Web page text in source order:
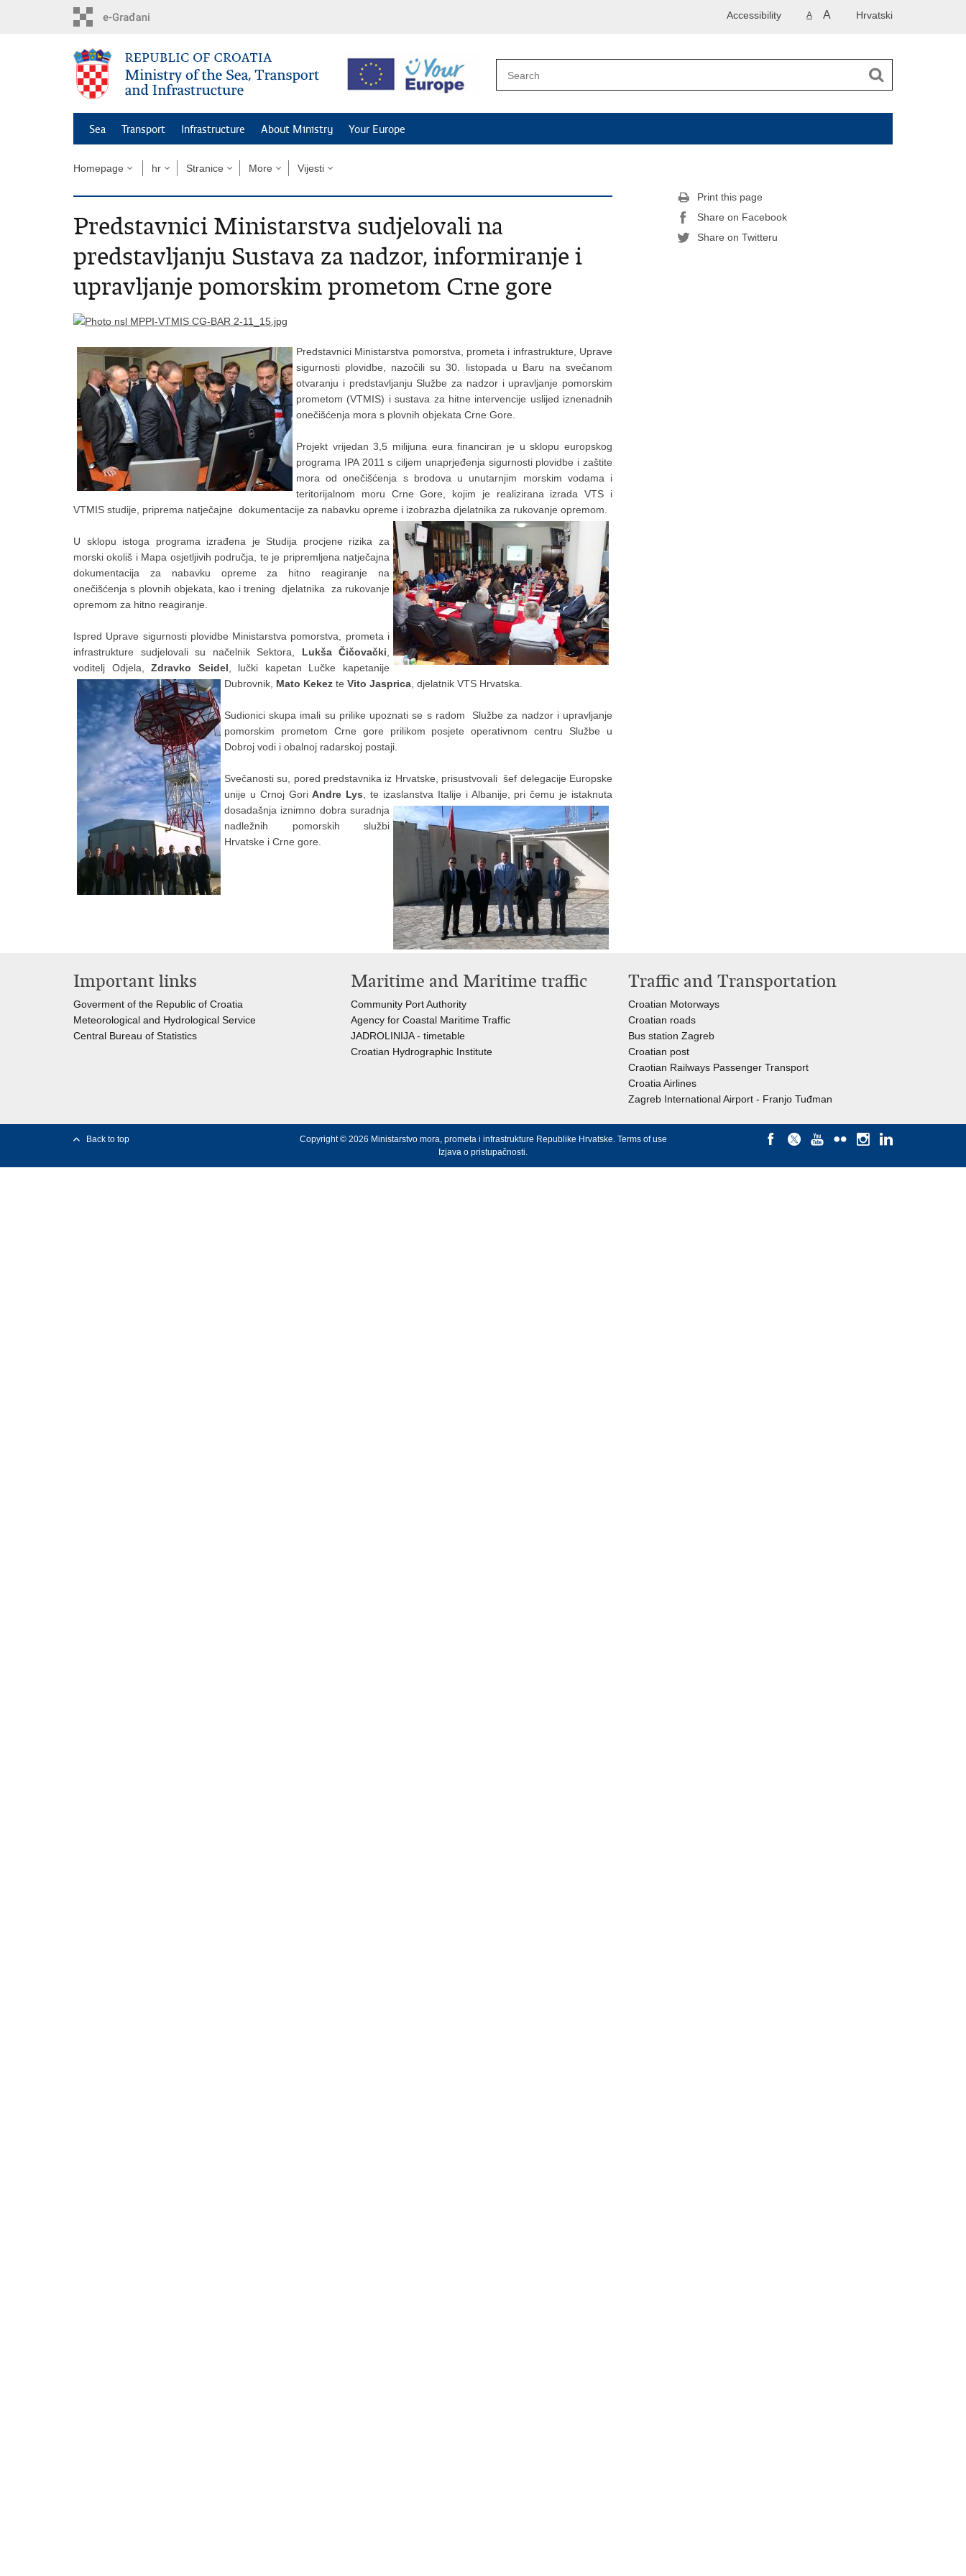
Hrvatski
A A
Accessibility
Sea Transport Infrastructure About Ministry Your Europe
Homepage hr Stranice More Vijesti
Predstavnici Ministarstva sudjelovali na
predstavljanju Sustava za nadzor, informiranje i
upravljanje pomorskim prometom Crne gore
Predstavnici Ministarstva pomorstva, prometa i infrastrukture, Uprave
sigurnosti plovidbe, nazočili su 30. listopada u Baru na svečanom
otvaranju i predstavljanju Službe za nadzor i upravljanje pomorskim
prometom (VTMIS) i sustava za hitne intervencije uslijed iznenadnih
onečišćenja mora s plovnih objekata Crne Gore.
Projekt vrijedan 3,5 milijuna eura financiran je u sklopu europskog
programa IPA 2011 s ciljem unaprjeđenja sigurnosti plovidbe i zaštite
mora od onečišćenja s brodova u unutarnjim morskim vodama i
teritorijalnom moru Crne Gore, kojim je realizirana izrada VTS i
VTMIS studije, priprema natječajne dokumentacije za nabavku opreme i izobrazba djelatnika za rukovanje opremom.
U sklopu istoga programa izrađena je Studija procjene rizika za
morski okoliš i Mapa osjetljivih područja, te je pripremljena natječajna
dokumentacija za nabavku opreme za hitno reagiranje na
onečišćenja s plovnih objekata, kao i trening djelatnika za rukovanje
opremom za hitno reagiranje.
Ispred Uprave sigurnosti plovidbe Ministarstva pomorstva, prometa i
infrastrukture sudjelovali su načelnik Sektora, Lukša Čičovački,
voditelj Odjela,Zdravko Seidel, lučki kapetan Lučke kapetanije
Dubrovnik, Mato Kekez te Vito Jasprica, djelatnik VTS Hrvatska.
Sudionici skupa imali su prilike upoznati se s radom Službe za nadzor i upravljanje
pomorskim prometom Crne gore prilikom posjete operativnom centru Službe u
Dobroj vodi i obalnoj radarskoj postaji.
Svečanosti su, pored predstavnika iz Hrvatske, prisustvovali šef delegacije Europske
unije u Crnoj GoriAndre Lys, te izaslanstva Italije i Albanije, pri čemu je istaknuta
dosadašnja iznimno dobra suradnja
nadležnih pomorskih službi
Hrvatske i Crne gore.
Print this page
Share on Facebook
Share on Twitteru
Important links
Goverment of the Republic of Croatia
Meteorological and Hydrological Service
Central Bureau of Statistics
Maritime and Maritime traffic
Community Port Authority
Agency for Coastal Maritime Traffic
JADROLINIJA - timetable
Croatian Hydrographic Institute
Traffic and Transportation
Croatian Motorways
Croatian roads
Bus station Zagreb
Croatian post
Craotian Railways Passenger Transport
Croatia Airlines
Zagreb International Airport - Franjo Tuđman
Back to top Copyright © 2026 Ministarstvo mora, prometa i infrastrukture Republike Hrvatske. Terms of use
Izjava o pristupačnosti.